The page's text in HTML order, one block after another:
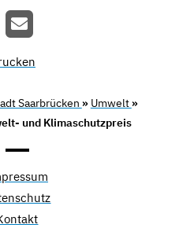
Saarbrücken » Umwelt »
und Klimaschutzpreis